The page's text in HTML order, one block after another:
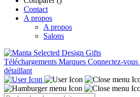
Contact
A propos
A propos
Salons
Téléchargements Marques Connectez-vous
détaillant